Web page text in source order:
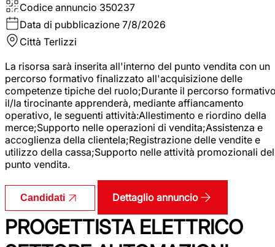
Codice annuncio 350237
Data di pubblicazione 7/8/2026
Città Terlizzi
La risorsa sarà inserita all'interno del punto vendita con un
percorso formativo finalizzato all'acquisizione delle
competenze tipiche del ruolo;Durante il percorso
il/la tirocinante apprenderà, mediante affiancamento
operativo, le seguenti attività:Allestimento e riordino della
merce;Supporto nelle operazioni di vendita;Assistenza e
accoglienza della clientela;Registrazione delle vendite e
utilizzo della cassa;Supporto nelle attività promozionali del
punto vendita.
Candidati Dettaglio annuncio
PROGETTISTA ELETTRICO